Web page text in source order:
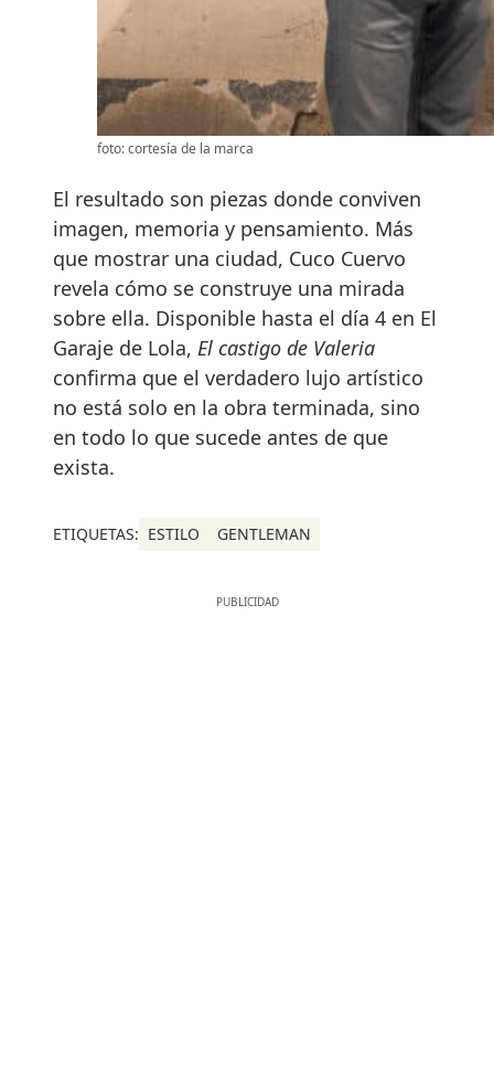
foto: cortesía de la marca
El resultado son piezas donde conviven
imagen, memoria y pensamiento. Más
que mostrar una ciudad, Cuco Cuervo
revela cómo se construye una mirada
sobre ella. Disponible hasta el día 4 en El
Garaje de Lola, El castigo de Valeria
confirma que el verdadero lujo artístico
no está solo en la obra terminada, sino
en todo lo que sucede antes de que
exista.
ETIQUETAS: ESTILO GENTLEMAN